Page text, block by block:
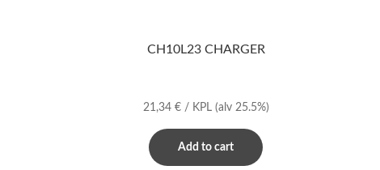
CH10L23 CHARGER
21,34 €/ KPL (alv 25.5%)
Add to cart